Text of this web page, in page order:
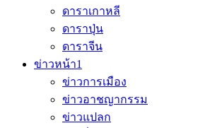
ดาราเกาหลี
ดาราปุ่น
ดาราจีน
ข่าวหน้า1
ข่าวการเมือง
ข่าวอาชญากรรม
ข่าวแปลก